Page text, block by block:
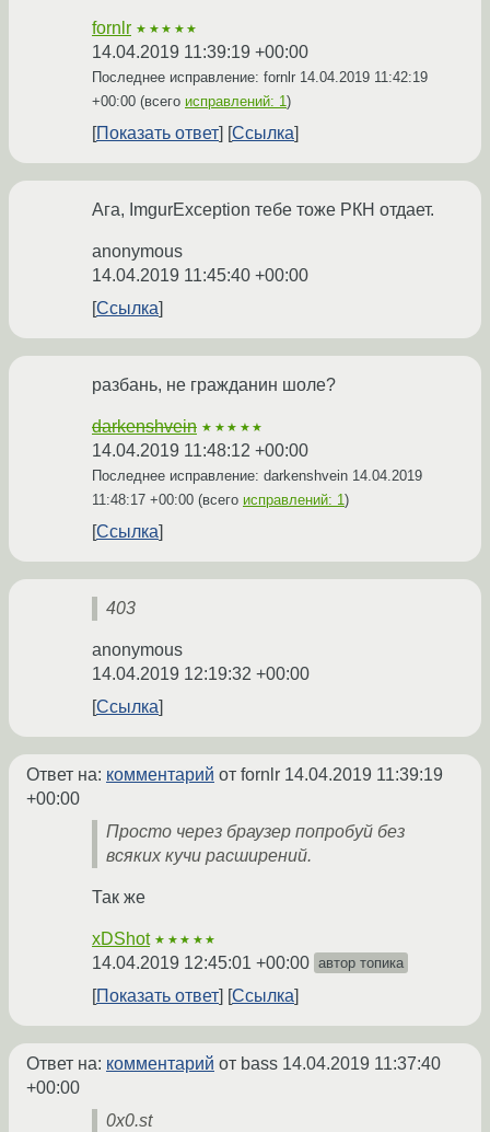
fornlr ★★★★★
14.04.2019 11:39:19 +00:00
Последнее исправление: fornlr 14.04.2019 11:42:19
+00:00 (всего исправлений: 1)
Показать ответ Ссылка
Ага, ImgurException тебе тоже РКН отдает.
anonymous
14.04.2019 11:45:40 +00:00
Ссылка
разбань, не гражданин шоле?
darkenshvein ★★★★★
14.04.2019 11:48:12 +00:00
Последнее исправление: darkenshvein 14.04.2019
11:48:17 +00:00 (всего исправлений: 1)
Ссылка
403
anonymous
14.04.2019 12:19:32 +00:00
Ссылка
Ответ на: комментарий от fornlr 14.04.2019 11:39:19
+00:00
Просто через браузер попробуй без
всяких кучи расширений.
Так же
xDShot ★★★★★
14.04.2019 12:45:01 +00:00 автор топика
Показать ответ Ссылка
Ответ на: комментарий от bass 14.04.2019 11:37:40
+00:00
0x0.st